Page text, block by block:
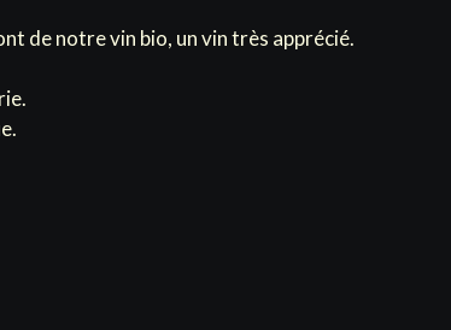
de notre vin bio, un vin très apprécié.